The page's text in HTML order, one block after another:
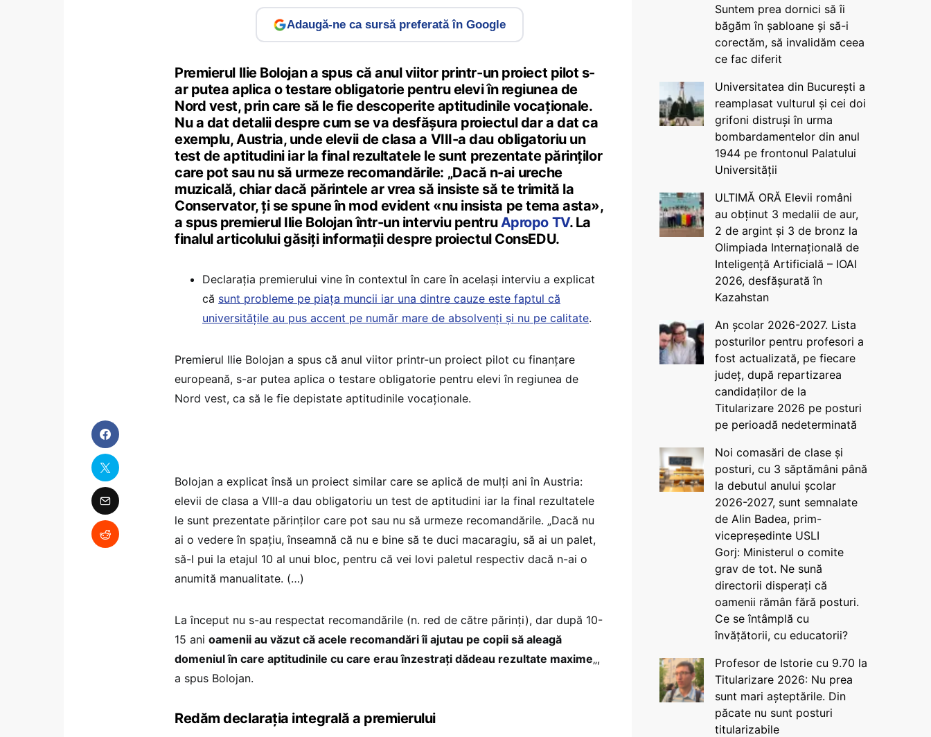
Adaugă-ne ca sursă preferată în Google
Premierul Ilie Bolojan a spus că anul viitor printr-un proiect pilot s-
ar putea aplica o testare obligatorie pentru elevi în regiunea de
Nord vest, prin care să le fie descoperite aptitudinile vocaționale.
Nu a dat detalii despre cum se va desfășura proiectul dar a dat ca
exemplu, Austria, unde elevii de clasa a VIII-a dau obligatoriu un
test de aptitudini iar la final rezultatele le sunt prezentate părinților
care pot sau nu să urmeze recomandările: „Dacă n-ai ureche
muzicală, chiar dacă părintele ar vrea să insiste să te trimită la
Conservator, ți se spune în mod evident «nu insista pe tema asta»,
a spus premierul Ilie Bolojan într-un interviu pentruApropo TV. La
finalul articolului găsiți informații despre proiectul ConsEDU.
Declarația premierului vine în contextul în care în același interviu a explicat
că sunt probleme pe piața muncii iar una dintre cauze este faptul că
universitățile au pus accent pe număr mare de absolvenți și nu pe calitate.
Premierul Ilie Bolojan a spus că anul viitor printr-un proiect pilot cu finanțare
europeană, s-ar putea aplica o testare obligatorie pentru elevi în regiunea de
Nord vest, ca să le fie depistate aptitudinile vocaționale.
Bolojan a explicat însă un proiect similar care se aplică de mulți ani în Austria:
elevii de clasa a VIII-a dau obligatoriu un test de aptitudini iar la final rezultatele
le sunt prezentate părinților care pot sau nu să urmeze recomandările. „Dacă nu
ai o vedere în spațiu, înseamnă că nu e bine să te duci macaragiu, să ai un palet,
să-l pui la etajul 10 al unui bloc, pentru că vei lovi paletul respectiv dacă n-ai o
anumită manualitate. (…)
La început nu s-au respectat recomandările (n. red de către părinți), dar după 10-
15 ani oamenii au văzut că acele recomandări îi ajutau pe copii să aleagă
domeniul în care aptitudinile cu care erau înzestrați dădeau rezultate maxime„,
a spus Bolojan.
Redăm declarația integrală a premierului
Suntem prea dornici să îi
băgăm în șabloane și să-i
corectăm, să invalidăm ceea
ce fac diferit
Universitatea din București a
reamplasat vulturul și cei doi
grifoni distruși în urma
bombardamentelor din anul
1944 pe frontonul Palatului
Universității
ULTIMĂ ORĂ Elevii români
au obținut 3 medalii de aur,
2 de argint și 3 de bronz la
Olimpiada Internațională de
Inteligență Artificială – IOAI
2026, desfășurată în
Kazahstan
An școlar 2026-2027. Lista
posturilor pentru profesori a
fost actualizată, pe fiecare
județ, după repartizarea
candidaților de la
Titularizare 2026 pe posturi
pe perioadă nedeterminată
Noi comasări de clase și
posturi, cu 3 săptămâni până
la debutul anului școlar
2026-2027, sunt semnalate
de Alin Badea, prim-
vicepreședinte USLI
Gorj: Ministerul o comite
grav de tot. Ne sună
directorii disperați că
oamenii rămân fără posturi.
Ce se întâmplă cu
învățătorii, cu educatorii?
Profesor de Istorie cu 9.70 la
Titularizare 2026: Nu prea
sunt mari așteptările. Din
păcate nu sunt posturi
titularizabile